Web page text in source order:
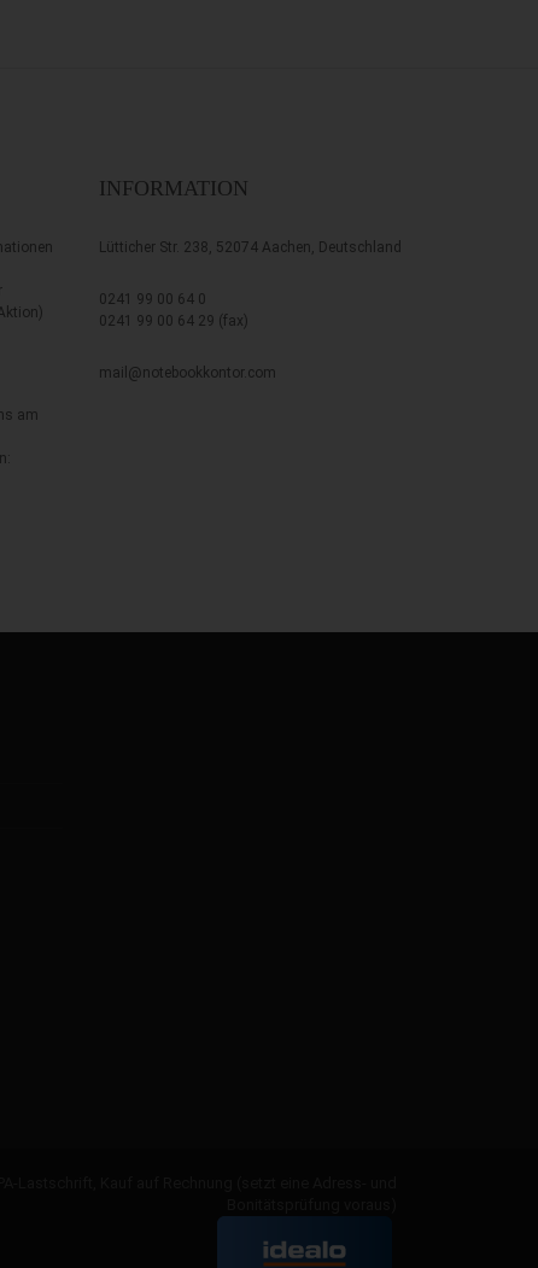
am
INFORMATION
Lütticher Str. 238, 52074 Aachen, Deutschland
0241 99 00 64 0
0241 99 00 64 29 (fax)
mail@notebookkontor.com